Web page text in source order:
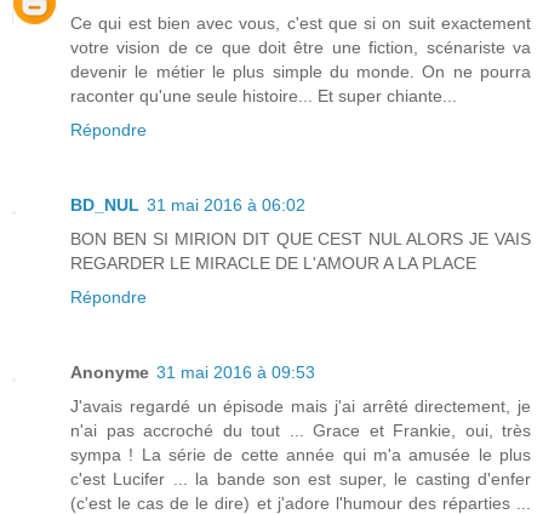
Ce qui est bien avec vous, c'est que si on suit exactement
votre vision de ce que doit être une fiction, scénariste va
devenir le métier le plus simple du monde. On ne pourra
raconter qu'une seule histoire... Et super chiante...
Répondre
BD_NUL 31 mai 2016 à 06:02
BON BEN SI MIRION DIT QUE CEST NUL ALORS JE VAIS
REGARDER LE MIRACLE DE L'AMOUR A LA PLACE
Répondre
Anonyme 31 mai 2016 à 09:53
J'avais regardé un épisode mais j'ai arrêté directement, je
n'ai pas accroché du tout ... Grace et Frankie, oui, très
sympa ! La série de cette année qui m'a amusée le plus
c'est Lucifer ... la bande son est super, le casting d'enfer
(c'est le cas de le dire) et j'adore l'humour des réparties ...